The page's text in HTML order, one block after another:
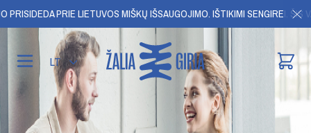
PRIE LIETUVOS MIŠKŲ IŠSAUGOJIMO.IŠTIKIMI SENGIREI. ŠIS
LT